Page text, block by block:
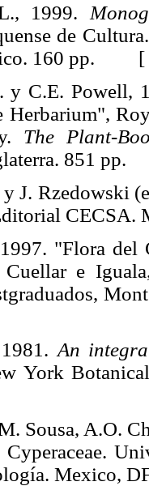
1999.
de
160 pp. [
y C.E. Powell,
Herbarium",
The Plant-
851
J. Rzedowski
"Flora
e
An
York
Sousa, A.O.
Cyperaceae.